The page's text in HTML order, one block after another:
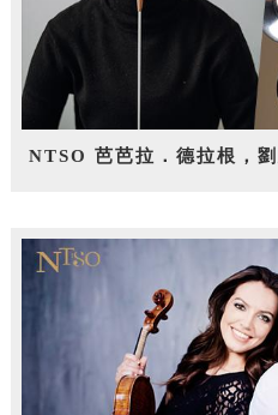
NTSO 芭芭拉．德拉根，